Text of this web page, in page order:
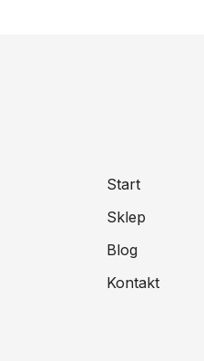
Start
Sklep
Blog
Kontakt